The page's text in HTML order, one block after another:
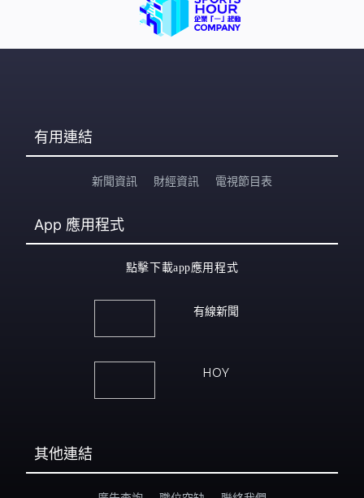
有用連結
新聞資訊 財經資訊 電視節目表
App 應用程式
點擊下載app應用程式
有線新聞
HOY
其他連結